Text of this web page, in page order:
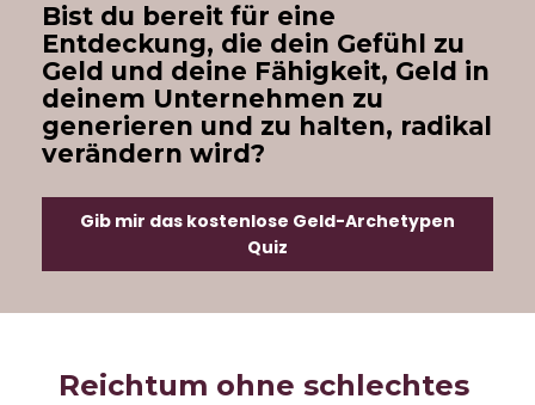
Bist du bereit für eine
Entdeckung, die dein Gefühl zu
Geld und deine Fähigkeit, Geld in
deinem Unternehmen zu
generieren und zu halten, radikal
verändern wird?
Gib mir das kostenlose Geld-Archetypen
Quiz
Reichtum ohne schlechtes